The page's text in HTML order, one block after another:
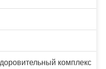
комплекс